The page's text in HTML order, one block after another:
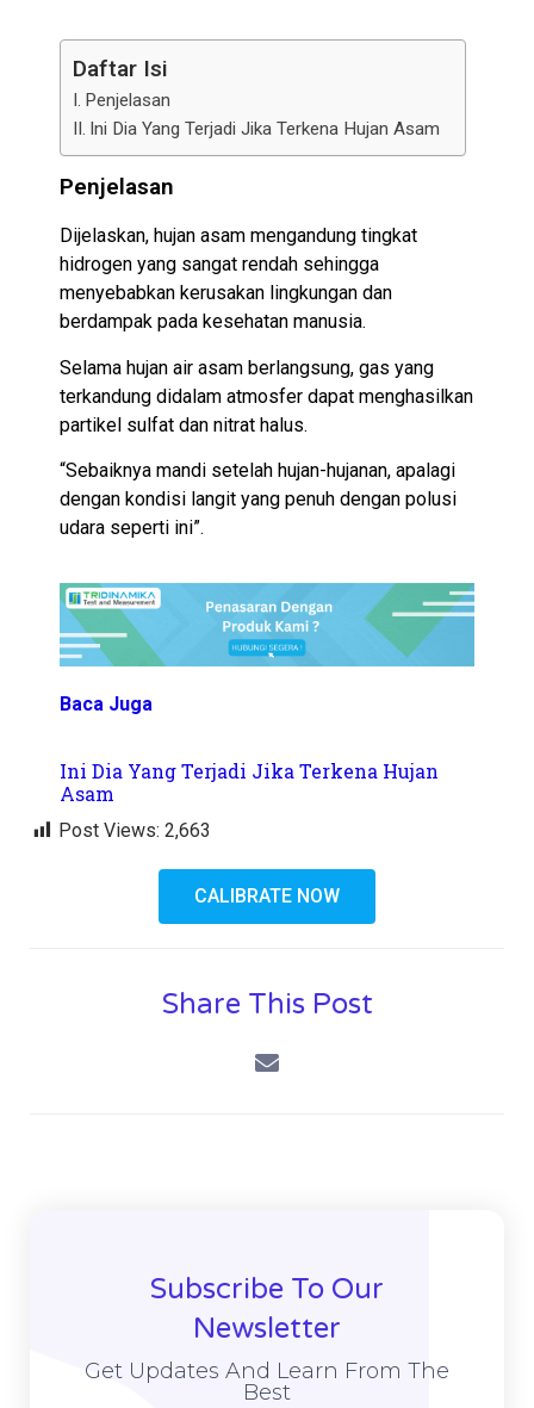
Daftar Isi
Penjelasan
Ini Dia Yang Terjadi Jika Terkena Hujan Asam
Penjelasan
Dijelaskan, hujan asam mengandung tingkat
hidrogen yang sangat rendah sehingga
menyebabkan kerusakan lingkungan dan
berdampak pada kesehatan manusia.
Selama hujan air asam berlangsung, gas yang
terkandung didalam atmosfer dapat menghasilkan
partikel sulfat dan nitrat halus.
“Sebaiknya mandi setelah hujan-hujanan, apalagi
dengan kondisi langit yang penuh dengan polusi
udara seperti ini”.
Baca Juga
Ini Dia Yang Terjadi Jika Terkena Hujan
Asam
Post Views: 2,663
CALIBRATE NOW
Share This Post
Subscribe To Our
Newsletter
Get Updates And Learn From The
Best